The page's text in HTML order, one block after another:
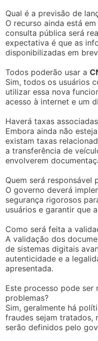
Qual é a previsão de
O recurso ainda está
consulta pública será
expectativa é que as
disponibilizadas em
Todos poderão usar a
Sim, todos os usuários
utilizar essa nova
acesso à internet e um
Haverá taxas
Embora ainda não
existam taxas
a transferência de
envolverem
Quem será responsável
O governo deverá
segurança rigorosos
usuários e garantir que
Como será feita a
A validação dos
de sistemas digitais
autenticidade e a
apresentada.
Este processo pode ser
problemas?
Sim, geralmente há
fraudes sejam tratados,
serão definidos pelo